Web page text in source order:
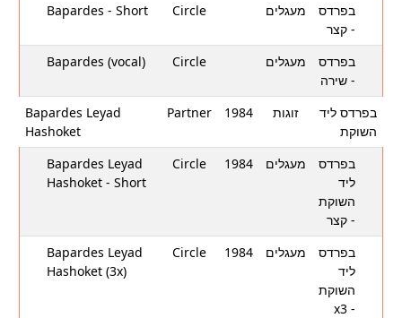
Bapardes - Short
Circle מעגלים
בפרדס
- קצר
Bapardes (vocal)
Circle מעגלים
בפרדס
- שירה
Bapardes Leyad
Hashoket
Partner 1984 זוגות
בפרדס ליד
השוקת
Bapardes Leyad
Hashoket - Short
Circle 1984 מעגלים
בפרדס
ליד
השוקת
- קצר
Bapardes Leyad
Hashoket (3x)
Circle 1984 מעגלים
בפרדס
ליד
השוקת
- x3